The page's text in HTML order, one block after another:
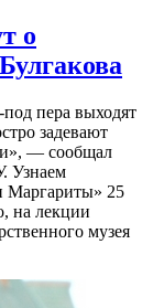
о
пера выходят
задевают
— сообщал
Узнаем
Маргариты» 25
на лекции
музея